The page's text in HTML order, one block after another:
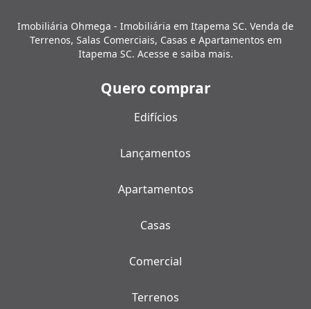
Imobiliária Ohmega - Imobiliária em Itapema SC. Venda de
Terrenos, Salas Comerciais, Casas e Apartamentos em
Itapema SC. Acesse e saiba mais.
Quero comprar
Edifícios
Lançamentos
Apartamentos
Casas
Comercial
Terrenos